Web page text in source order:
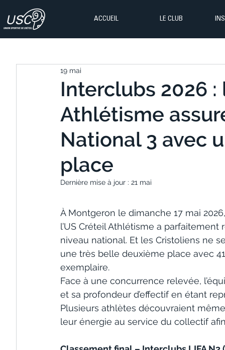
ACCUEIL LE CLUB
Interclubs 2026 :
Athlétisme
National 3 avec
place
19 mai
Dernière mise à jour : 21 mai
À Montgeron le dimanche 17 mai
l’US Créteil Athlétisme a
niveau national. Et les Cristoliens ne
une très belle deuxième place avec
exemplaire.
Face à une concurrence relevée,
et sa profondeur d’effectif en étant
Plusieurs athlètes découvraient
leur énergie au service du collectif